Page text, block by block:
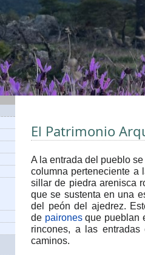
El Patrimonio
A la entrada del pueblo
columna perteneciente a
sillar de piedra arenisca
que se sustenta en una
del peón del ajedrez.​
de paironesque pueblan
rincones, a las
caminos.